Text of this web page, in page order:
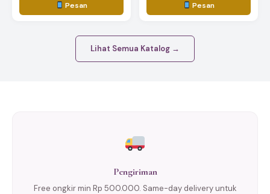
Pesan Pesan
Lihat Semua Katalog →
Pengiriman
Free ongkir min Rp 500.000. Same-day delivery untuk